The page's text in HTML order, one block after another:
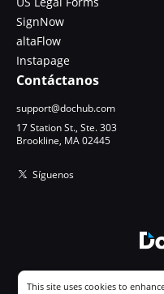
SignNow
altaFlow
Instapage
Contáctanos
support@dochub.com
17 Station St., Ste. 303
Brookline, MA 02445
Síguenos
Cookie consent notice
This site uses cookies to